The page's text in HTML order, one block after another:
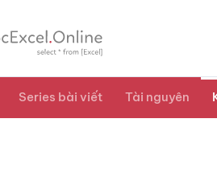
Series bài viết Tài nguyên